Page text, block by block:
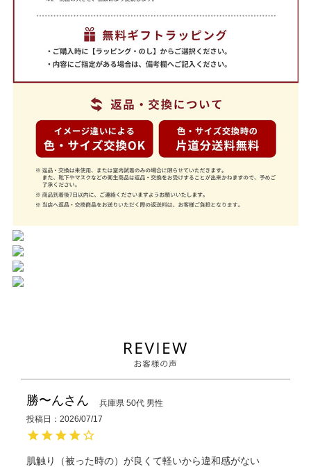
勝〜ん 兵庫県 50代 男性
投稿日
2026/07/17
肌触り（被った時の）が良くて軽いから違和感がない